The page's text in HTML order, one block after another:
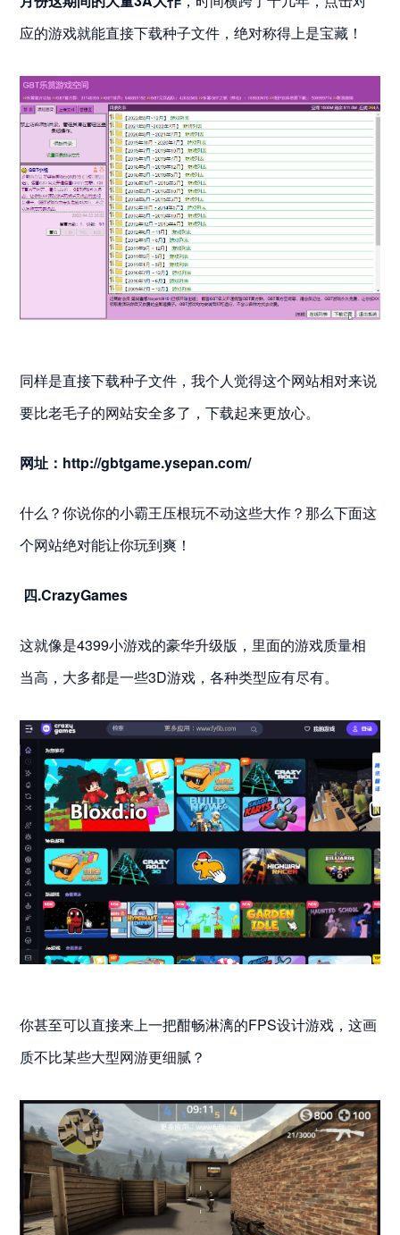
应的游戏就能直接下载种子文件，绝对称得上是宝藏！
同样是直接下载种子文件，我个人觉得这个网站相对来说
要比老毛子的网站安全多了，下载起来更放心。
网址： http://gbtgame.ysepan.com/
什么？你说你的小霸王压根玩不动这些大作？那么下面这
个网站绝对能让你玩到爽！
四.CrazyGames
这就像是4399小游戏的豪华升级版，里面的游戏质量相
当高，大多都是一些3D游戏，各种类型应有尽有。
你甚至可以直接来上一把酣畅淋漓的FPS设计游戏，这画
质不比某些大型网游更细腻？